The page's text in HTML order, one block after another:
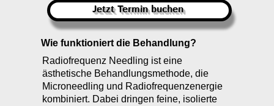
Wie funktioniert die Behandlung?
Radiofrequenz Needling ist eine
ästhetische Behandlungsmethode, die
Microneedling und Radiofrequenzenergie
kombiniert. Dabei dringen feine, isolierte
Jetzt Termin buchen